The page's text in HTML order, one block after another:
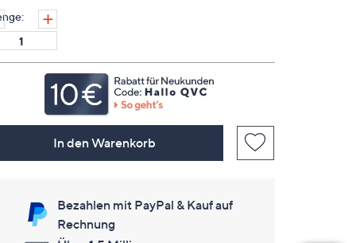
In den Warenkorb
Bezahlen mit PayPal & Kauf auf
Rechnung